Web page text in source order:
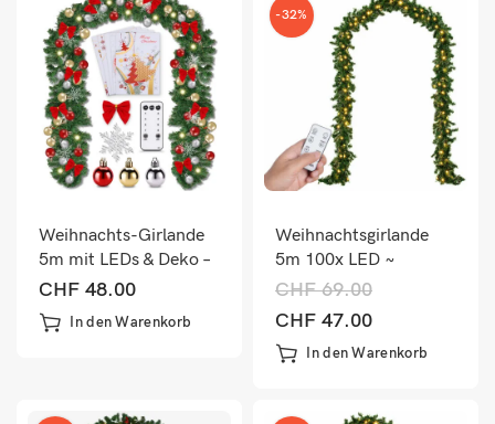
Weihnachts-Girlande
5m mit LEDs & Deko –
Innen & Aussen
CHF 48.00
In den Warenkorb
-32%
Weihnachtsgirlande
5m 100x LED ~
Fernbedienung
CHF69.00
CHF 47.00
In den Warenkorb